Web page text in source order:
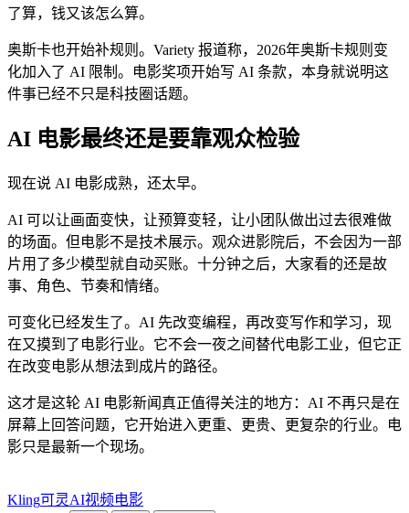
了算，钱又该怎么算。
奥斯卡也开始补规则。Variety 报道称，2026年奥斯卡规则变
化加入了 AI 限制。电影奖项开始写 AI 条款，本身就说明这
件事已经不只是科技圈话题。
AI 电影最终还是要靠观众检验
现在说 AI 电影成熟，还太早。
AI 可以让画面变快，让预算变轻，让小团队做出过去很难做
的场面。但电影不是技术展示。观众进影院后，不会因为一部
片用了多少模型就自动买账。十分钟之后，大家看的还是故
事、角色、节奏和情绪。
可变化已经发生了。AI 先改变编程，再改变写作和学习，现
在又摸到了电影行业。它不会一夜之间替代电影工业，但它正
在改变电影从想法到成片的路径。
这才是这轮 AI 电影新闻真正值得关注的地方：AI 不再只是在
屏幕上回答问题，它开始进入更重、更贵、更复杂的行业。电
影只是最新一个现场。
Kling可灵AI视频电影